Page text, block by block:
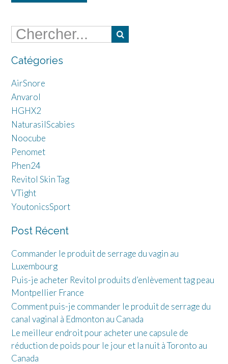
Catégories
AirSnore
Anvarol
HGHX2
NaturasilScabies
Noocube
Penomet
Phen24
Revitol Skin Tag
VTight
YoutonicsSport
Post Récent
Commander le produit de serrage du vagin au
Luxembourg
Puis-je acheter Revitol produits d’enlèvement tag peau
Montpellier France
Comment puis-je commander le produit de serrage du
canal vaginal à Edmonton au Canada
Le meilleur endroit pour acheter une capsule de
réduction de poids pour le jour et la nuit à Toronto au
Canada